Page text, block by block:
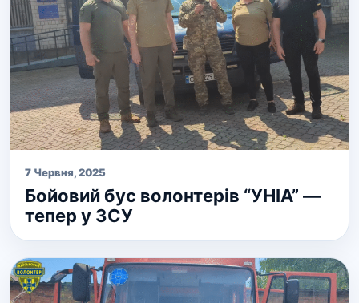
7 Червня, 2025
Бойовий бус волонтерів “УНІА” —
тепер у ЗСУ